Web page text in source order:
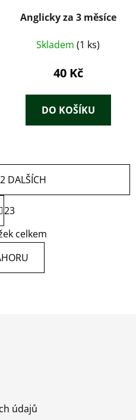
Anglicky za 3 měsíce
Skladem (1 ks)
40 Kč
DO KOŠÍKU
O
v
l
á
d
ý
DALŠÍCH
S
t
r
á
n
k
23
celkem
údajů